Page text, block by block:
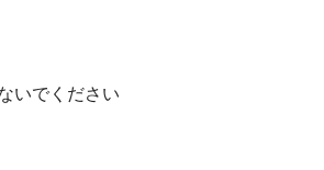
いでください